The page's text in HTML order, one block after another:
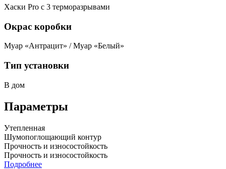
Хаски Pro с 3 терморазрывами
Окрас коробки
Муар «Антрацит» / Муар «Белый»
Тип установки
В дом
Параметры
Утепленная
Шумопоглощающий контур
Прочность и износостойкость
Прочность и износостойкость
Подробнее